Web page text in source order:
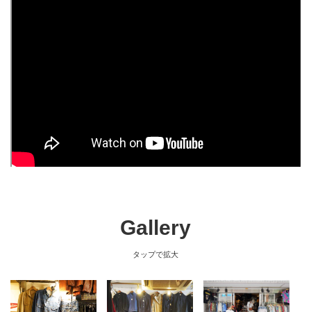
Gallery
タップで拡大